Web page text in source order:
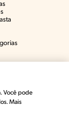
Você pode
Mais